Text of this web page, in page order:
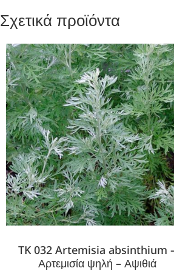
Σχετικά προϊόντα
TK 032 Artemisia absinthium
Αρτεμισία ψηλή – Αψιθιά